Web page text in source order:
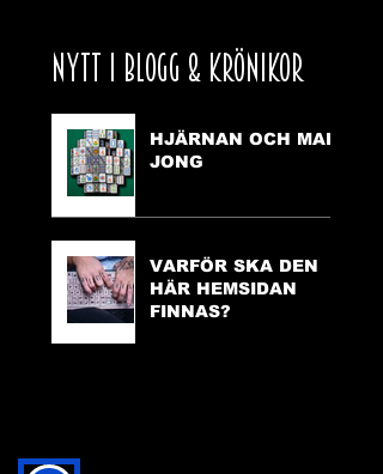
NYTT I BLOGG & KRÖNIKOR
HJÄRNAN OCH MAH
JONG
VARFÖR SKA DEN
HÄR HEMSIDAN
FINNAS?